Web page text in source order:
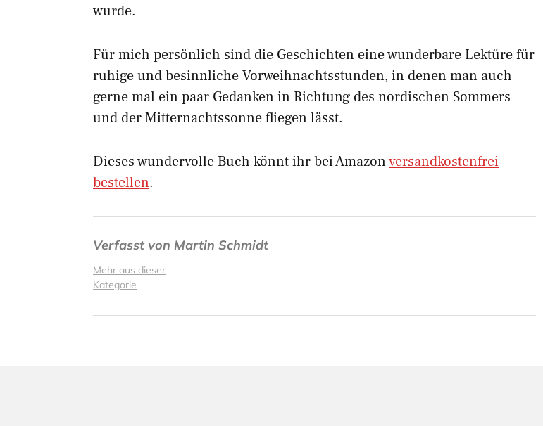
wurde.
Für mich persönlich sind die Geschichten eine wunderbare Lektüre für
ruhige und besinnliche Vorweihnachtsstunden, in denen man auch
gerne mal ein paar Gedanken in Richtung des nordischen Sommers
und der Mitternachtssonne fliegen lässt.
Dieses wundervolle Buch könnt ihr bei Amazonversandkostenfrei
bestellen.
Verfasst von Martin Schmidt
Mehr aus dieser
Kategorie